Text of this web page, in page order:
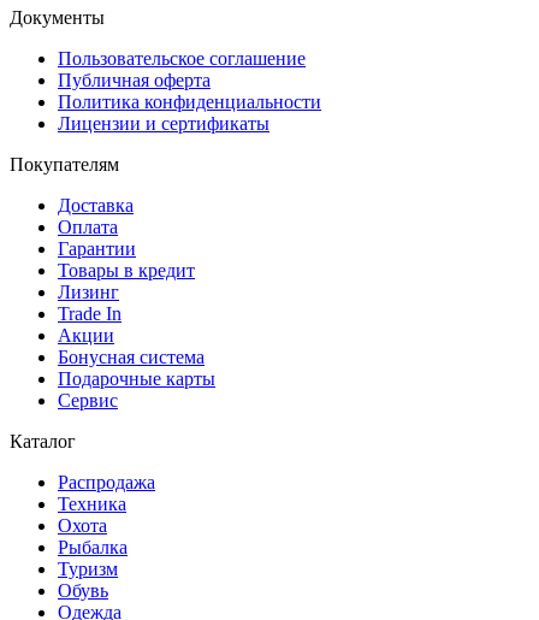
Документы
Пользовательское соглашение
Публичная оферта
Политика конфиденциальности
Лицензии и сертификаты
Покупателям
Доставка
Оплата
Гарантии
Товары в кредит
Лизинг
Trade In
Акции
Бонусная система
Подарочные карты
Сервис
Каталог
Распродажа
Техника
Охота
Рыбалка
Туризм
Обувь
Одежда